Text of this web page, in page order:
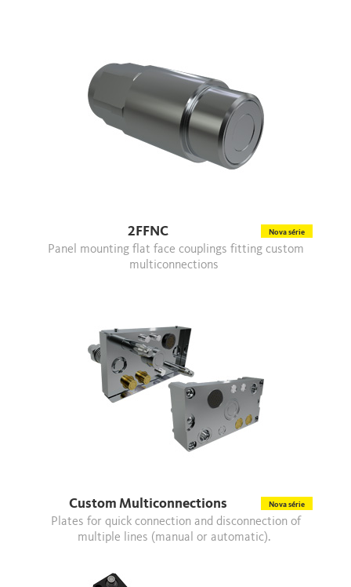
2FFNC Nova série
Panel mounting flat face couplings fitting custom
multiconnections
Custom Multiconnections Nova série
Plates for quick connection and disconnection of
multiple lines (manual or automatic).